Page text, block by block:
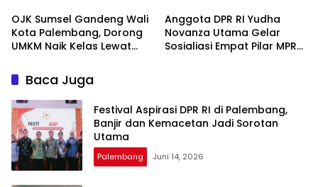
OJK Sumsel Gandeng Wali
Kota Palembang, Dorong
UMKM Naik Kelas Lewat
Cerdas
Anggota DPR RI Yudha
Novanza Utama Gelar
Sosialiasi Empat Pilar MPR
Baca Juga
Festival Aspirasi DPR RI di Palembang,
Banjir dan Kemacetan Jadi Sorotan
Utama
Palembang Juni 14, 2026